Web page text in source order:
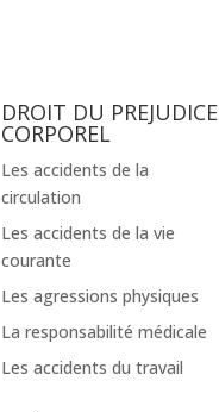
DROIT DU PREJUDICE
CORPOREL
Les accidents de la
circulation
Les accidents de la vie
courante
Les agressions physiques
La responsabilité médicale
Les accidents du travail